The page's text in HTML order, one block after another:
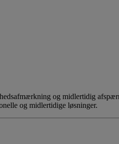
og midlertidig
og midlertidige løsninger.